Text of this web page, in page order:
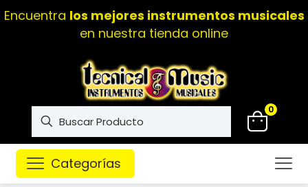
Encuentra los mejores instrumentos musicales
en nuestra tienda online
0
Categorías